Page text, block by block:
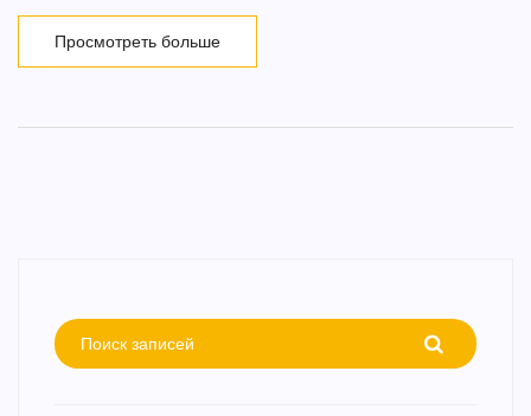
здравоохранением и инфраструктурой.
Просмотреть больше